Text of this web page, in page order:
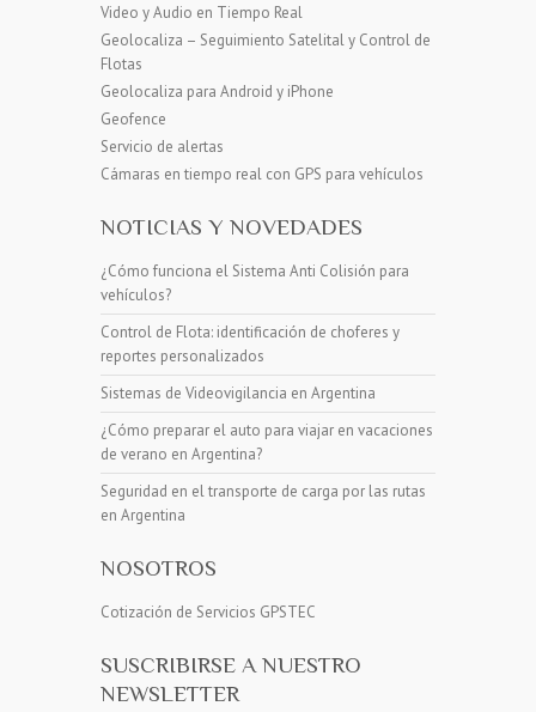
Video y Audio en Tiempo Real
Geolocaliza – Seguimiento Satelital y Control de
Flotas
Geolocaliza para Android y iPhone
Geofence
Servicio de alertas
Cámaras en tiempo real con GPS para vehículos
NOTICIAS Y NOVEDADES
¿Cómo funciona el Sistema Anti Colisión para
vehículos?
Control de Flota: identificación de choferes y
reportes personalizados
Sistemas de Videovigilancia en Argentina
¿Cómo preparar el auto para viajar en vacaciones
de verano en Argentina?
Seguridad en el transporte de carga por las rutas
en Argentina
NOSOTROS
Cotización de Servicios GPSTEC
SUSCRIBIRSE A NUESTRO
NEWSLETTER